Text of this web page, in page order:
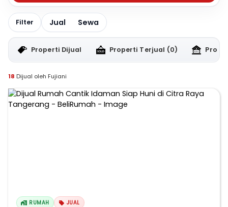
Filter Jual Sewa
Properti Dijual Properti Terjual (0)
18 Dijual oleh Fujiani
RUMAH JUAL